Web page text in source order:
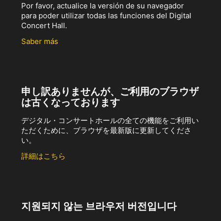
Por favor, actualice la versión de su navegador
para poder utilizar todas las funciones del Digital
Concert Hall.
Saber más
申し訳ありませんが、ご利用のブラウザ
は古くなっております
デジタル・コンサートホールの全ての機能をご利用い
ただくために、ブラウザを最新版に更新してくださ
い。
詳細はこちら
지원되지 않는 브라우저 버전입니다